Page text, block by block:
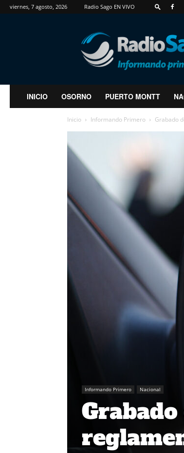
viernes, 7 agosto, 2026 Radio Sago EN VIVO
RadioSago
INICIO OSORNO PUERTO MONTT
Inicio Informando Primero Grabado
Informando Primero Nacional